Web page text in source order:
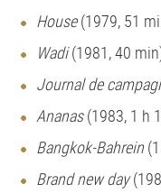
House(1979, 51
Wadi(1981, 40
Journal de
Ananas(1983, 1 h
Bangkok-Bahrein
Brand new day